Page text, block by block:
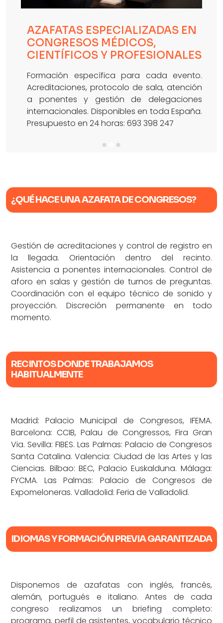
AZAFATAS ESPECIALIZADAS EN
CONGRESOS MÉDICOS,
CIENTÍFICOS Y PROFESIONALES
Formación específica para cada evento.
Acreditaciones, protocolo de sala, atención
a ponentes y gestión de delegaciones
internacionales. Disponibles en toda España.
Presupuesto en 24 horas: 693 398 247
¿QUÉ HACE UNA AZAFATA DE CONGRESOS?
Gestión de acreditaciones y control de registro en
la llegada. Orientación dentro del recinto.
Asistencia a ponentes internacionales. Control de
aforo en salas y gestión de turnos de preguntas.
Coordinación con el equipo técnico de sonido y
proyección. Discreción permanente en todo
momento.
RECINTOS DONDE TRABAJAMOS
HABITUALMENTE
Madrid: Palacio Municipal de Congresos, IFEMA.
Barcelona: CCIB, Palau de Congressos, Fira Gran
Via. Sevilla: FIBES. Las Palmas: Palacio de Congresos
Santa Catalina. Valencia: Ciudad de las Artes y las
Ciencias. Bilbao: BEC, Palacio Euskalduna. Málaga:
FYCMA. Las Palmas: Palacio de Congresos de
Expomeloneras. Valladolid: Feria de Valladolid.
IDIOMAS Y FORMACIÓN PREVIA GARANTIZADA
Disponemos de azafatas con inglés, francés,
alemán, portugués e italiano. Antes de cada
congreso realizamos un briefing completo:
programa, perfil de asistentes, vocabulario técnico